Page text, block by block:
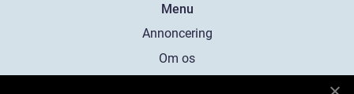
Menu
Annoncering
Om os